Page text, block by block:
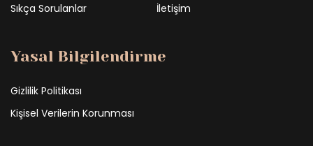
Sıkça Sorulanlar
İletişim
Yasal Bilgilendirme
Gizlilik Politikası
Kişisel Verilerin Korunması